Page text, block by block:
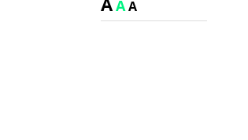
AA